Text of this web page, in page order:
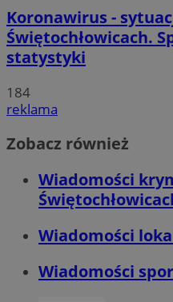
Koronawirus -
Świętochłowicach.
statystyki
184
reklama
Zobacz również
Wiadomości
Wiadomości
Wiadomości